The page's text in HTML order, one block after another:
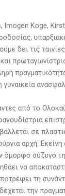
Koge,
δει τις
από το
σε
αρχή. Εκείνη
όμορφο σύζυγό
να
τη
την